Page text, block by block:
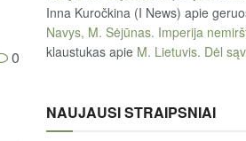
0
Inna Kuročkina (I News) apie
Navys, M. Sėjūnas. Imperija
klaustukas apie M. Lietuvis. Dėl
NAUJAUSI STRAIPSNIAI